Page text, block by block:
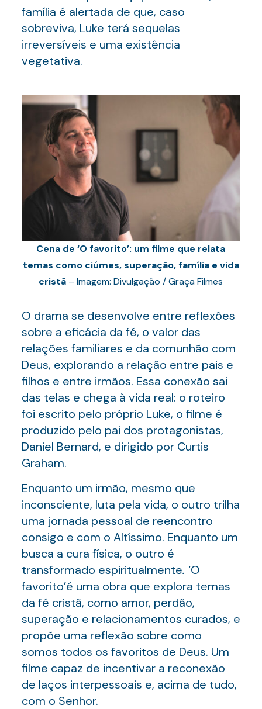
família é alertada de que, caso
sobreviva, Luke terá sequelas
irreversíveis e uma existência
vegetativa.
Cena de ‘O favorito’: um filme que relata
temas como ciúmes, superação, família e vida
cristã – Imagem: Divulgação / Graça Filmes
O drama se desenvolve entre reflexões
sobre a eficácia da fé, o valor das
relações familiares e da comunhão com
Deus, explorando a relação entre pais e
filhos e entre irmãos. Essa conexão sai
das telas e chega à vida real: o roteiro
foi escrito pelo próprio Luke, o filme é
produzido pelo pai dos protagonistas,
Daniel Bernard, e dirigido por Curtis
Graham.
Enquanto um irmão, mesmo que
inconsciente, luta pela vida, o outro trilha
uma jornada pessoal de reencontro
consigo e com o Altíssimo. Enquanto um
busca a cura física, o outro é
transformado espiritualmente. ‘O
favorito’é uma obra que explora temas
da fé cristã, como amor, perdão,
superação e relacionamentos curados, e
propõe uma reflexão sobre como
somos todos os favoritos de Deus. Um
filme capaz de incentivar a reconexão
de laços interpessoais e, acima de tudo,
com o Senhor.